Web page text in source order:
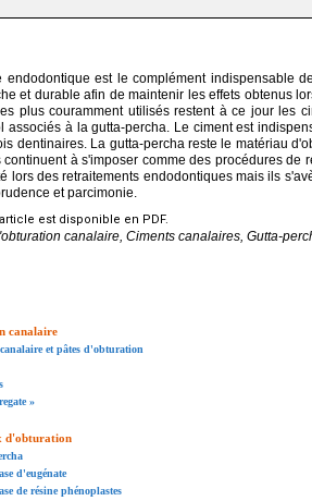
endodontique est le complément indispensable
et durable afin de maintenir les effets obtenus
plus couramment utilisés restent à ce jour les
associés à la gutta-percha. Le ciment est
dentinaires. La gutta-percha reste le matériau
à s'imposer comme des procédures de
lors des retraitements endodontiques mais ils
et parcimonie.
est disponible en PDF.
canalaire, Ciments canalaires, Gutta-
canalaire
et pâtes d'obturation
»
d'obturation
d'eugénate
de résine phénoplastes